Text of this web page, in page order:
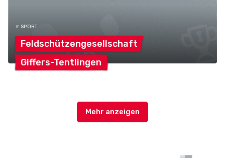
# SPORT
Feldschützengesellschaft
Giffers-Tentlingen